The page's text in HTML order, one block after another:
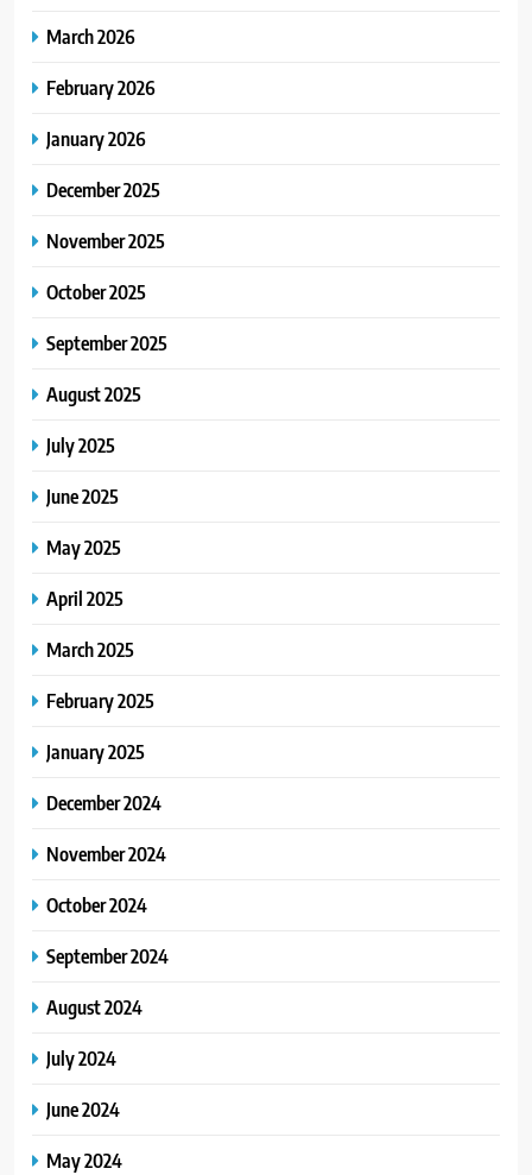
March 2026
February 2026
January 2026
December 2025
November 2025
October 2025
September 2025
August 2025
July 2025
June 2025
May 2025
April 2025
March 2025
February 2025
January 2025
December 2024
November 2024
October 2024
September 2024
August 2024
July 2024
June 2024
May 2024